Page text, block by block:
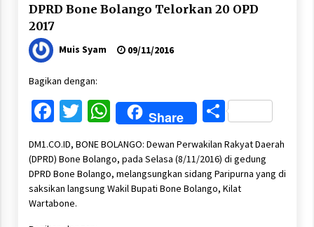
DPRD Bone Bolango Telorkan 20 OPD
2017
Muis Syam 09/11/2016
Bagikan dengan:
Facebook
Twitter
WhatsApp
Share Share
DM1.CO.ID, BONE BOLANGO: Dewan Perwakilan Rakyat Daerah
(DPRD) Bone Bolango, pada Selasa (8/11/2016) di gedung
DPRD Bone Bolango, melangsungkan sidang Paripurna yang di
saksikan langsung Wakil Bupati Bone Bolango, Kilat
Wartabone.